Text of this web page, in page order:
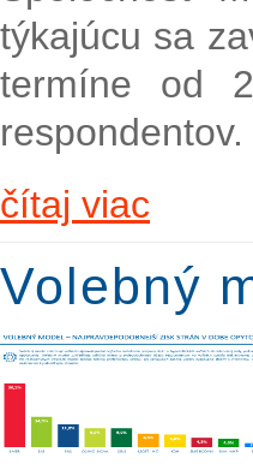
týkajúcu sa
termíne od
respondentov.
čítaj viac
Volebný